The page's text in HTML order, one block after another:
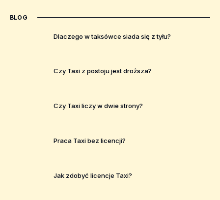
BLOG
Dlaczego w taksówce siada się z tyłu?
Czy Taxi z postoju jest droższa?
Czy Taxi liczy w dwie strony?
Praca Taxi bez licencji?
Jak zdobyć licencje Taxi?